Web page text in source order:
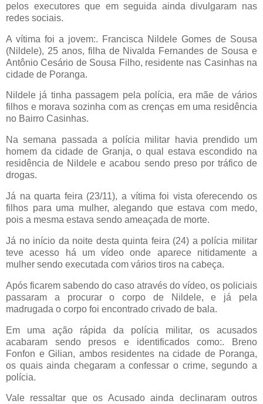
pelos executores que em seguida ainda divulgaram nas
redes sociais.
A vítima foi a jovem:. Francisca Nildele Gomes de Sousa
(Nildele), 25 anos, filha de Nivalda Fernandes de Sousa e
Antônio Cesário de Sousa Filho, residente nas Casinhas na
cidade de Poranga.
Nildele já tinha passagem pela polícia, era mãe de vários
filhos e morava sozinha com as crenças em uma residência
no Bairro Casinhas.
Na semana passada a polícia militar havia prendido um
homem da cidade de Granja, o qual estava escondido na
residência de Nildele e acabou sendo preso por tráfico de
drogas.
Já na quarta feira (23/11), a vítima foi vista oferecendo os
filhos para uma mulher, alegando que estava com medo,
pois a mesma estava sendo ameaçada de morte.
Já no início da noite desta quinta feira (24) a polícia militar
teve acesso há um vídeo onde aparece nitidamente a
mulher sendo executada com vários tiros na cabeça.
Após ficarem sabendo do caso através do vídeo, os policiais
passaram a procurar o corpo de Nildele, e já pela
madrugada o corpo foi encontrado crivado de bala.
Em uma ação rápida da polícia militar, os acusados
acabaram sendo presos e identificados como:. Breno
Fonfon e Gilian, ambos residentes na cidade de Poranga,
os quais ainda chegaram a confessar o crime, segundo a
polícia.
Vale ressaltar que os Acusado ainda declinaram outros